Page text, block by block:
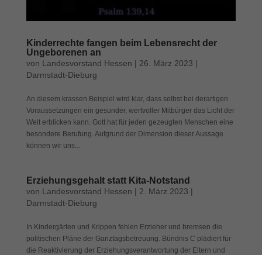
Kinderrechte fangen beim Lebensrecht der
Ungeborenen an
von Landesvorstand Hessen | 26. März 2023 |
Darmstadt-Dieburg
An diesem krassen Beispiel wird klar, dass selbst bei derartigen
Voraussetzungen ein gesunder, wertvoller Mitbürger das Licht der
Welt erblicken kann. Gott hat für jeden gezeugten Menschen eine
besondere Berufung. Aufgrund der Dimension dieser Aussage
können wir uns...
Erziehungsgehalt statt Kita-Notstand
von Landesvorstand Hessen | 2. März 2023 |
Darmstadt-Dieburg
In Kindergärten und Krippen fehlen Erzieher und bremsen die
politischen Pläne der Ganztagsbetreuung. Bündnis C plädiert für
die Reaktivierung der Erziehungsverantwortung der Eltern und
Datenschutzeinstellungen
Essenziell (1)
Essenzielle Cookies ermöglichen grundlegende Funktionen und sind für
die einwandfreie Funktion der Website erforderlich.
Cookie-Informationen anzeigen
Externe Medien (7)
standardmäßig blockiert. Wenn Cookies von externen Medien akzeptiert
werden, bedarf der Zugriff auf diese Inhalte keiner manuellen Einwilligung
mehr.